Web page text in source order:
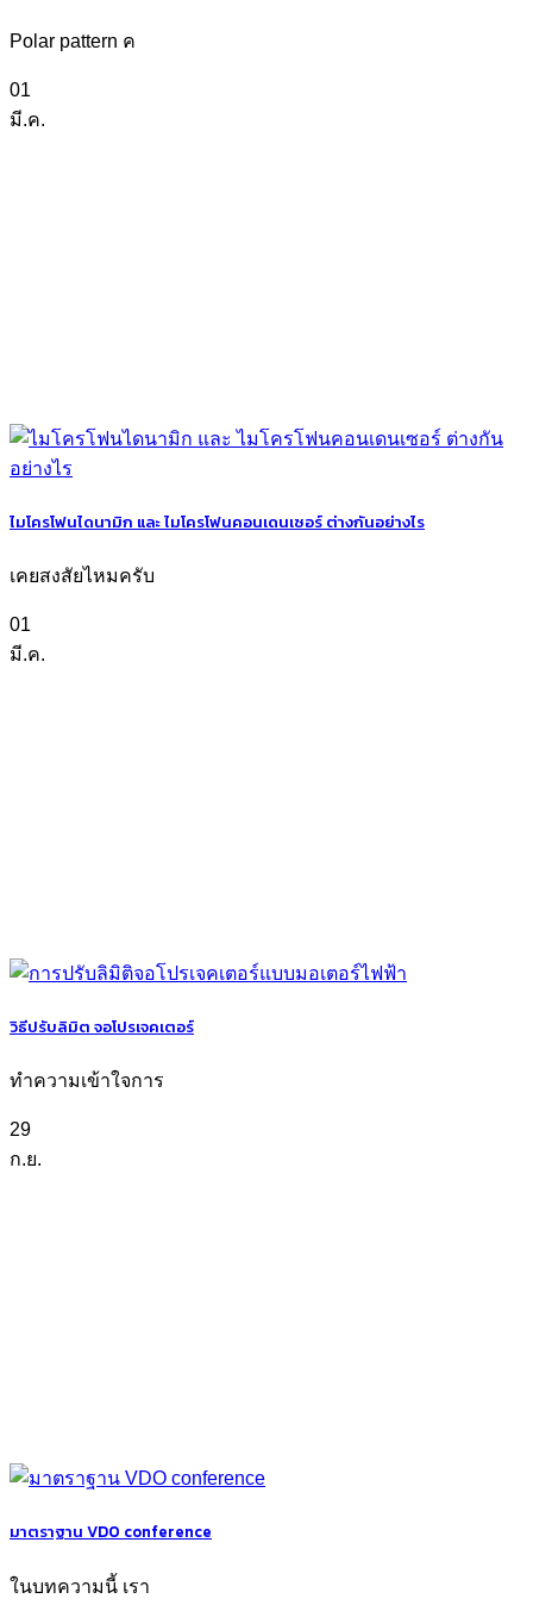
Polar pattern ค
01
มี.ค.
ไมโครโฟนไดนามิก และ ไมโครโฟนคอนเดนเซอร์ ต่างกันอย่างไร
เคยสงสัยไหมครับ
01
มี.ค.
วิธีปรับลิมิต จอโปรเจคเตอร์
ทำความเข้าใจการ
29
ก.ย.
มาตราฐาน VDO conference
ในบทความนี้ เรา